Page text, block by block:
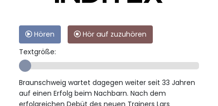
Hören
Hör auf zuzuhören
Textgröße:
Braunschweig wartet dagegen weiter seit 33 Jahren
auf einen Erfolg beim Nachbarn. Nach dem
erfolgreichen Debüt des neuen Trainers Lars